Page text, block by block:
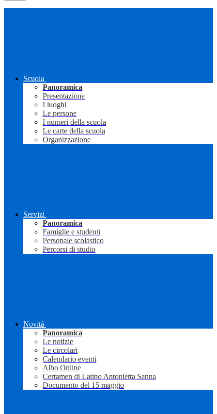
Scuola
Panoramica
Presentazione
I luoghi
Le persone
I numeri della scuola
Le carte della scuola
Organizzazione
Servizi
Panoramica
Famiglie e studenti
Personale scolastico
Percorsi di studio
Novità
Panoramica
Le notizie
Le circolari
Calendario eventi
Albo Online
Certamen di Latino Antonietta Sanna
Documento del 15 maggio